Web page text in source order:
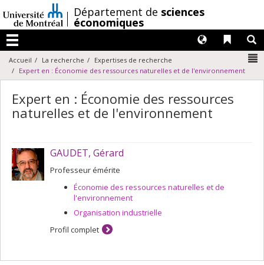
au
contenu
/Département de sciences
économiques
Menu
Liens
Langues
Accueil La recherche
Expertises de recherche
Expert en : Économie des ressources naturelles et de l'environnement
Expert en : Économie des ressources
naturelles et de l'environnement
GAUDET, Gérard
Professeur émérite
Économie des ressources naturelles et de
l'environnement
Organisation industrielle
Profil complet